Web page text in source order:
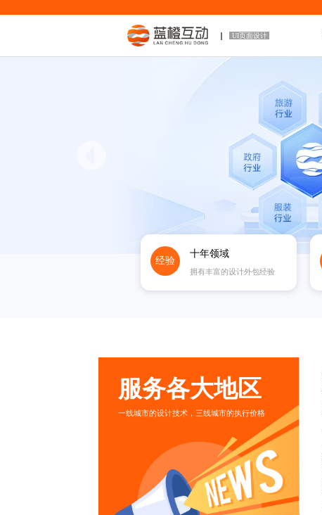
UI页面设计
经验
十年领域
拥有丰富的设计外包经验
服务各大地区
一线城市的设计技术，三线城市的执行价格